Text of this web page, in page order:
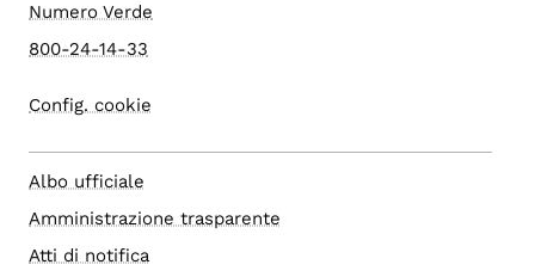
Numero Verde
800-24-14-33
Config. cookie
Albo ufficiale
Amministrazione trasparente
Atti di notifica